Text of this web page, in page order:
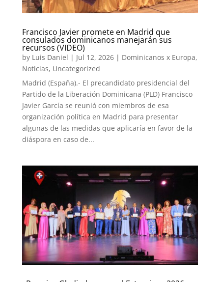
Francisco Javier promete en Madrid que
consulados dominicanos manejarán sus
recursos (VIDEO)
by Luis Daniel | Jul 12, 2026| Dominicanos x Europa,
Noticias, Uncategorized
Madrid (España).- El precandidato presidencial del
Partido de la Liberación Dominicana (PLD) Francisco
Javier García se reunió con miembros de esa
organización política en Madrid para presentar
algunas de las medidas que aplicaría en favor de la
diáspora en caso de...